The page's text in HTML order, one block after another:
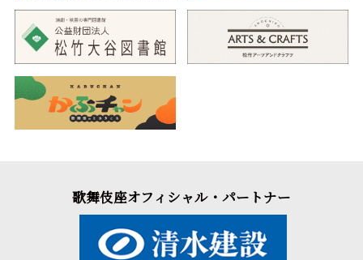
歌舞伎座オフィシャル・パートナー